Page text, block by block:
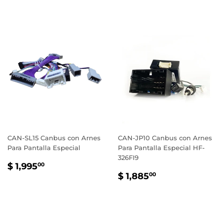
CAN-SL15 Canbus con Arnes
Para Pantalla Especial
PRECIO
$ 1,99500
CAN-JP10 Canbus con Arnes
Para Pantalla Especial HF-
326FI9
PRECIO
$ 1,88500